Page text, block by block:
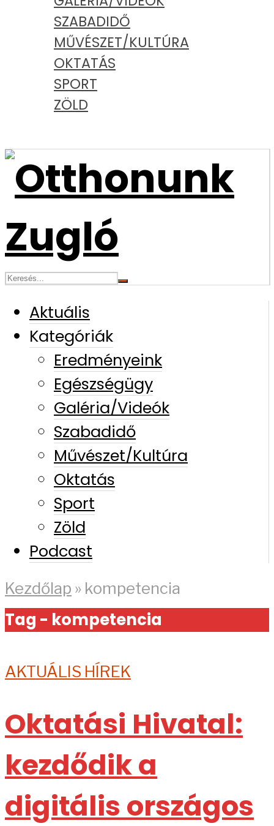
SZABADIDŐ
MŰVÉSZET/KULTÚRA
OKTATÁS
SPORT
ZÖLD
Aktuális
Kategóriák
Eredményeink
Egészségügy
Galéria/Videók
Szabadidő
Művészet/Kultúra
Oktatás
Sport
Zöld
Podcast
Kezdőlap » kompetencia
Tag - kompetencia
AKTUÁLIS HÍREK
Oktatási Hivatal:
kezdődik a
digitális országos